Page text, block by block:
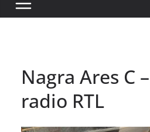
Nagra Ares C
radio RTL